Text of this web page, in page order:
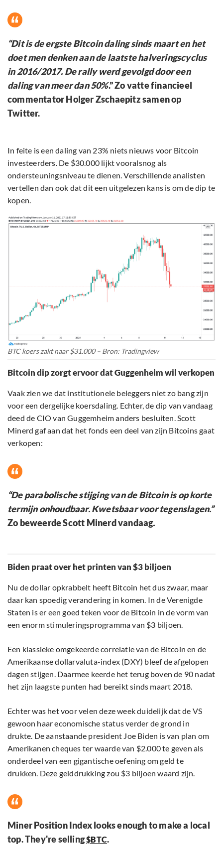
“Dit is de ergste Bitcoin daling sinds maart en het
doet men denken aan de laatste halveringscyclus
in 2016/2017. De rally werd gevolgd door een
daling van meer dan 50%.” Zo vatte financieel
commentator Holger Zschaepitz samen op
Twitter.
In feite is een daling van 23% niets nieuws voor Bitcoin
investeerders. De $30.000 lijkt vooralsnog als
ondersteuningsniveau te dienen. Verschillende analisten
vertellen dan ook dat dit een uitgelezen kans is om de dip te
kopen.
BTC koers zakt naar $31.000 – Bron: Tradingview
Bitcoin dip zorgt ervoor dat Guggenheim wil verkopen
Vaak zien we dat institutionele beleggers niet zo bang zijn
voor een dergelijke koersdaling. Echter, de dip van vandaag
deed de CIO van Guggemheim anders besluiten. Scott
Minerd gaf aan dat het fonds een deel van zijn Bitcoins gaat
verkopen:
“De parabolische stijging van de Bitcoin is op korte
termijn onhoudbaar. Kwetsbaar voor tegenslagen.”
Zo beweerde Scott Minerd vandaag.
Biden praat over het printen van $3 biljoen
Nu de dollar opkrabbelt heeft Bitcoin het dus zwaar, maar
daar kan spoedig verandering in komen. In de Verenigde
Staten is er een goed teken voor de Bitcoin in de vorm van
een enorm stimuleringsprogramma van $3 biljoen.
Een klassieke omgekeerde correlatie van de Bitcoin en de
Amerikaanse dollarvaluta-index (DXY) bleef de afgelopen
dagen stijgen. Daarmee keerde het terug boven de 90 nadat
het zijn laagste punten had bereikt sinds maart 2018.
Echter was het voor velen deze week duidelijk dat de VS
gewoon haar economische status verder de grond in
drukte. De aanstaande president Joe Biden is van plan om
Amerikanen cheques ter waarde van $2.000 te geven als
onderdeel van een gigantische oefening om geld te
drukken. Deze gelddrukking zou $3 biljoen waard zijn.
Miner Position Index looks enough to make a local
top. They're selling$BTC.